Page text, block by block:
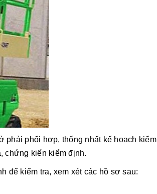
phải phối hợp, thống nhất kế hoạch kiểm
chứng kiến kiểm định.
để kiểm tra, xem xét các hồ sơ sau: